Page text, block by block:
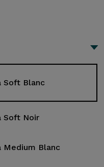
Soft Blanc
Soft Noir
Medium Blanc